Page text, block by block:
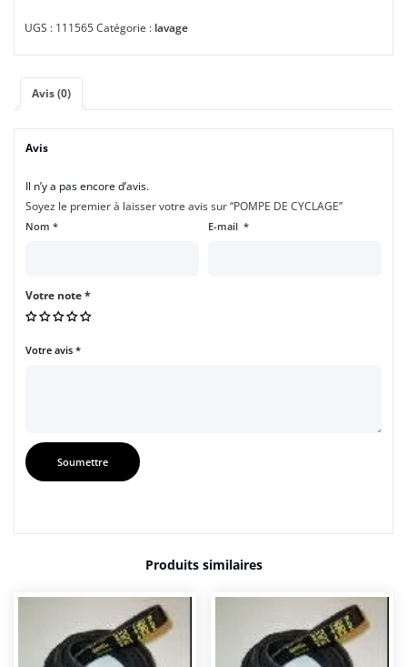
UGS : 111565Catégorie : lavage
Avis (0)
Avis
Il n’y a pas encore d’avis.
Soyez le premier à laisser votre avis sur “POMPE DE CYCLAGE”
Nom * E-mail *
Votre note*
Votre avis *
Produits similaires